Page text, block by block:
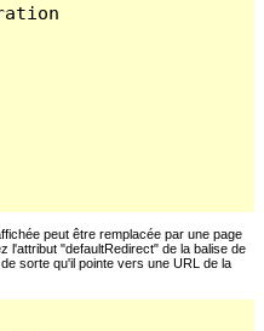
peut être remplacée par une page
l'attribut "defaultRedirect" de la balise de
sorte qu'il pointe vers une URL de la